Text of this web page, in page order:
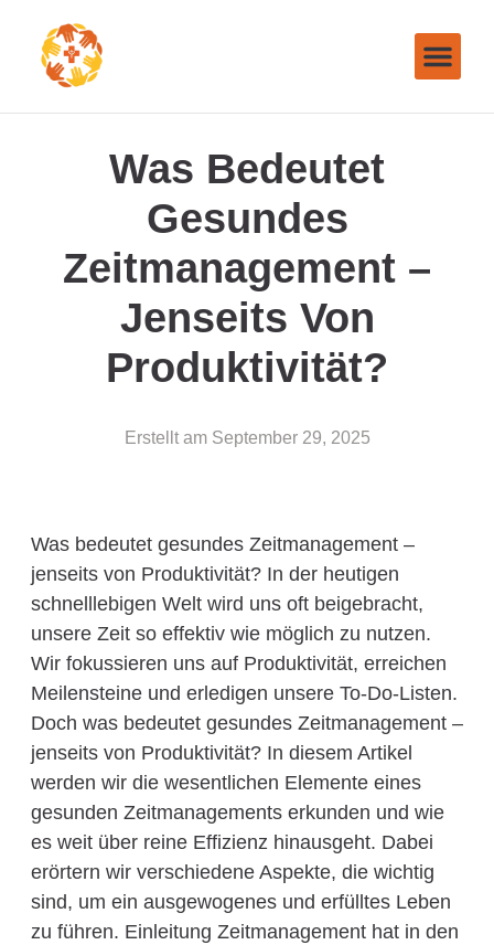
Was Bedeutet
Gesundes
Zeitmanagement –
Jenseits Von
Produktivität?
Erstellt am September 29, 2025
Was bedeutet gesundes Zeitmanagement –
jenseits von Produktivität? In der heutigen
schnelllebigen Welt wird uns oft beigebracht,
unsere Zeit so effektiv wie möglich zu nutzen.
Wir fokussieren uns auf Produktivität, erreichen
Meilensteine und erledigen unsere To-Do-Listen.
Doch was bedeutet gesundes Zeitmanagement –
jenseits von Produktivität? In diesem Artikel
werden wir die wesentlichen Elemente eines
gesunden Zeitmanagements erkunden und wie
es weit über reine Effizienz hinausgeht. Dabei
erörtern wir verschiedene Aspekte, die wichtig
sind, um ein ausgewogenes und erfülltes Leben
zu führen. Einleitung Zeitmanagement hat in den